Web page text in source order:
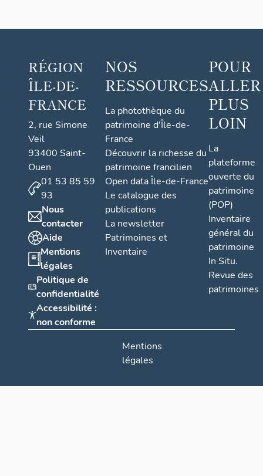
RÉGION
ÎLE-DE-
FRANCE
2, rue Simone
Veil
93400 Saint-
Ouen
01 53 85 59
93
Nous
contacter
Aide
Mentions
légales
Politique de
confidentialité
Accessibilité :
non conforme
NOS
RESSOURCES
La photothèque du
patrimoine d'Île-de-
France
Découvrir la richesse du
patrimoine francilien
Open data Île-de-France
Le catalogue des
publications
La newsletter
Patrimoines et
Inventaire
POUR
ALLER
PLUS
LOIN
La
plateforme
ouverte du
patrimoine
(POP)
Inventaire
général du
patrimoine
In Situ.
Revue des
patrimoines
Mentions
légales